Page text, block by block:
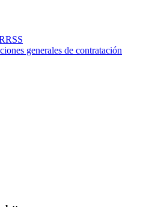
generales de contratación